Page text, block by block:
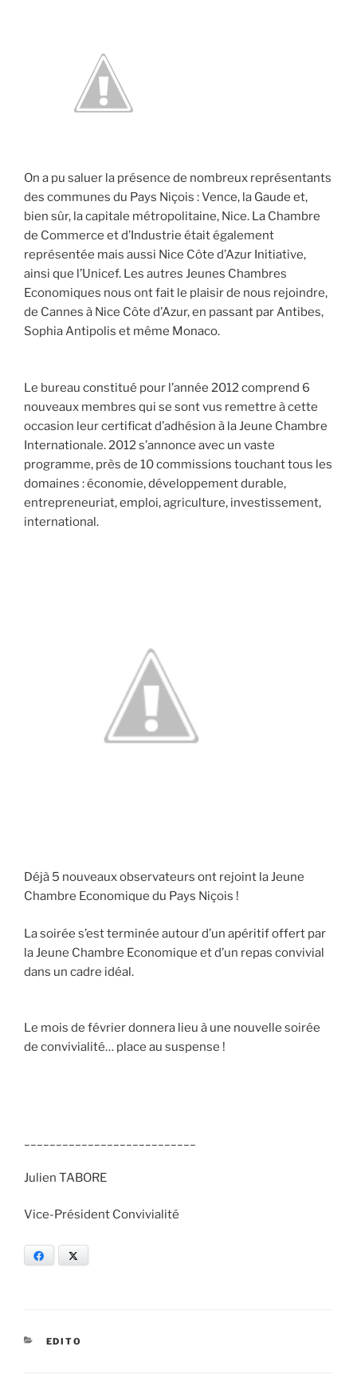
On a pu saluer la présence de nombreux représentants
des communes du Pays Niçois : Vence, la Gaude et,
bien sûr, la capitale métropolitaine, Nice. La Chambre
de Commerce et d’Industrie était également
représentée mais aussi Nice Côte d’Azur Initiative,
ainsi que l’Unicef. Les autres Jeunes Chambres
Economiques nous ont fait le plaisir de nous rejoindre,
de Cannes à Nice Côte d’Azur, en passant par Antibes,
Sophia Antipolis et même Monaco.
Le bureau constitué pour l’année 2012 comprend 6
nouveaux membres qui se sont vus remettre à cette
occasion leur certificat d’adhésion à la Jeune Chambre
Internationale. 2012 s’annonce avec un vaste
programme, près de 10 commissions touchant tous les
domaines : économie, développement durable,
entrepreneuriat, emploi, agriculture, investissement,
international.
Déjà 5 nouveaux observateurs ont rejoint la Jeune
Chambre Economique du Pays Niçois !
La soirée s’est terminée autour d’un apéritif offert par
la Jeune Chambre Economique et d’un repas convivial
dans un cadre idéal.
Le mois de février donnera lieu à une nouvelle soirée
de convivialité… place au suspense !
Julien TABORE
Vice-Président Convivialité
Facebook
CATÉGORIES
EDITO